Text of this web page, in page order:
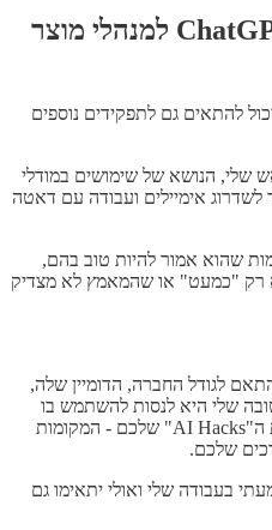
להתאים גם לתפקידים נוספים
שלי, הנושא של שימושים במודלי
אימיילים ועבודה עם דאטה
שהוא אמור להיות טוב בהם,
רק "כמעט" או שהמאמץ לא מצדיק
לגודל החברה, הדומיין שלה,
שלי היא לנסות להשתמש בו
לכמה שיותר משימות כדי למצוא את ה"AI Hacks" שלכם - המקומות
שלכם.
בעבודה שלי ואולי יתאימו גם